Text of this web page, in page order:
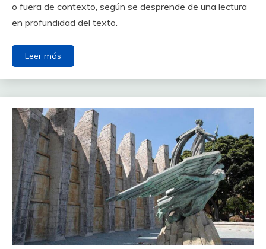
o fuera de contexto, según se desprende de una lectura
en profundidad del texto.
Leer más